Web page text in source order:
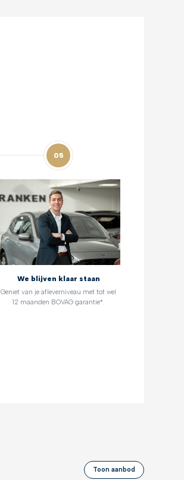
05
We blijven klaar staan
Geniet van je afleverniveau met tot wel
12 maanden BOVAG garantie*.
Toon aanbod